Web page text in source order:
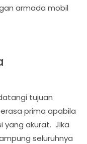
armada mobil
tujuan
prima apabila
yang akurat. Jika
seluruhnya